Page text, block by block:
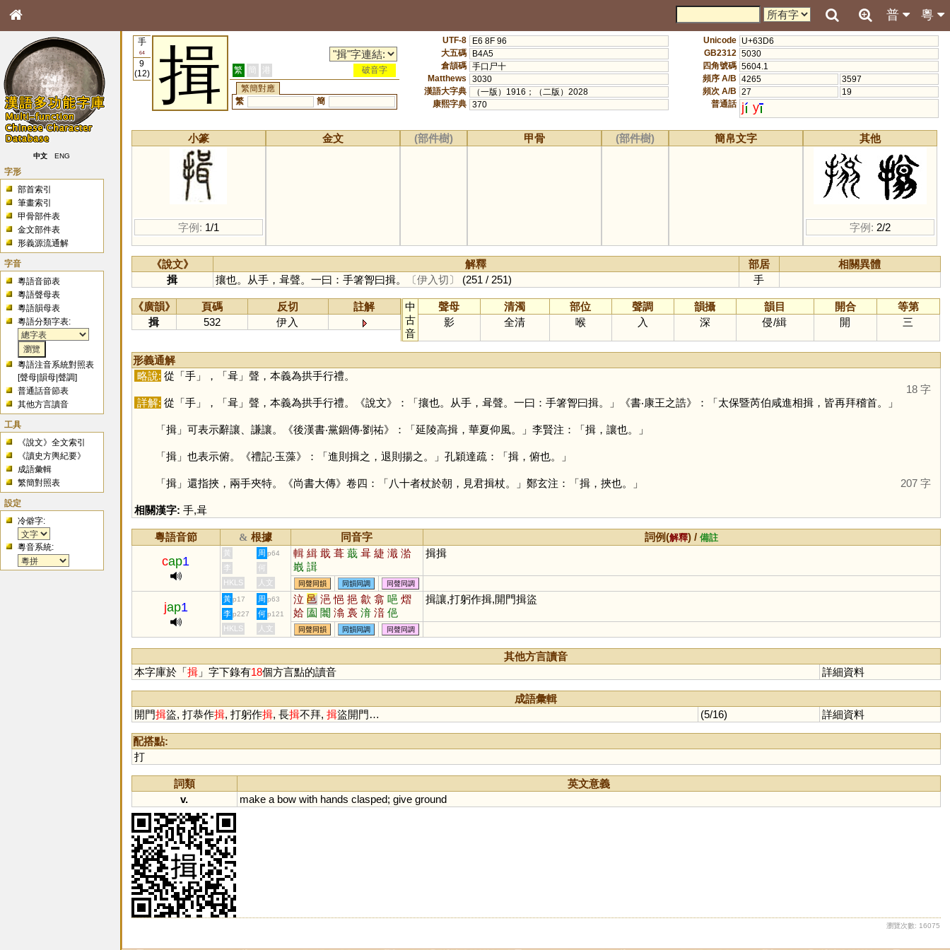
粵
普
中文 ENG
字形
部首索引
筆畫索引
甲骨部件表
金文部件表
形義源流通解
字音
粵語音節表
粵語聲母表
粵語韻母表
粵語分類字表:
粵語注音系統對照表
[聲母 |韻母 |聲調]
普通話音節表
其他方言讀音
工具
《說文》全文索引
《讀史方輿紀要》
成語彙輯
繁簡對照表
設定
冷僻字:
粵音系統:
手
64
9
(12)
揖 繁 簡 港
破音字
繁簡對應
繁
簡
UTF-8
E6 8F 96
大五碼
B4A5
倉頡碼 手口尸十
Matthews
3030
漢語大字典
（一版）1916；（二版）2028
康熙字典 370
Unicode U+63D6
GB2312 5030
四角號碼 5604.1
頻序 A/B 4265
3597
頻次 A/B 27
19
普通話 j y
小篆
字例: 1/1
金文 (部件樹) 甲骨 (部件樹) 簡帛文字 其他
字例: 2/2
《說文》 解釋 部居
相關異體
揖
攘也。从手，咠聲。一曰：手箸胷曰揖。 〔伊入切〕 (251 / 251) 手
《廣韻》 頁碼 反切
註解
揖
532 伊入
中
古
音
聲母 清濁 部位 聲調 韻攝 韻目 開合
等第
影
全清 喉 入 深 侵/緝 開 三
形義通解
略說: 從「手」，「咠」聲，本義為拱手行禮。
18 字
詳解: 從「手」，「咠」聲，本義為拱手行禮。《說文》：「攘也。从手，咠聲。一曰：手箸胷曰揖。」《書‧康王之誥》：「太保暨芮伯咸進相揖，皆再拜稽首。」
「揖」可表示辭讓、謙讓。《後漢書‧黨錮傳‧劉祐》：「延陵高揖，華夏仰風。」李賢注：「揖，讓也。」
「揖」也表示俯。《禮記‧玉藻》：「進則揖之，退則揚之。」孔穎達疏：「揖，俯也。」
「揖」還指挾，兩手夾特。《尚書大傳》卷四：「八十者杖於朝，見君揖杖。」鄭玄注：「揖，挾也。」 207 字
相關漢字: 手,咠
粵語音節 & 根據 同音字 詞例(解釋) /備註
cap1
黃 周 p64 輯 緝 戢 葺 蕺 咠 緁 濈 湁
嶯 諿
揖揖
李
何
HKLS
人文 同聲同韻 同韻同調 同聲同調
jap1
黃 p17 周 p63 泣 邑 浥 悒 挹 歙 翕 唈 熠
姶 圔 闟 潝 裛 湇 湆 俋
揖讓,打躬作揖,開門揖盜
李 p227 何 p121
HKLS 人文 同聲同韻 同韻同調 同聲同調
其他方言讀音
本字庫於「揖」字下錄有18個方言點的讀音 詳細資料
成語彙輯
開門揖盜, 打恭作揖, 打躬作揖, 長揖不拜, 揖盜開門… (5/16) 詳細資料
配搭點:
打
詞類
英文意義
v.
make a bow with hands clasped; give ground
瀏覽次數: 16075